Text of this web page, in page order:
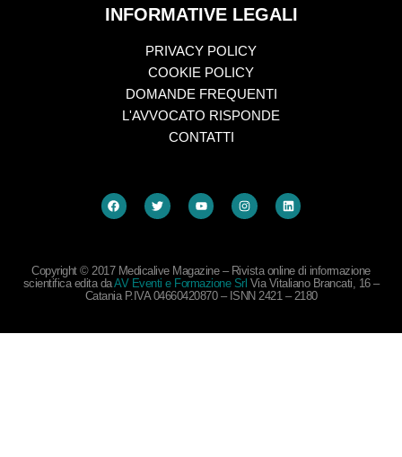
INFORMATIVE LEGALI
PRIVACY POLICY
COOKIE POLICY
DOMANDE FREQUENTI
L'AVVOCATO RISPONDE
CONTATTI
Copyright © 2017 Medicalive Magazine – Rivista online di informazione
scientifica edita daAV Eventi e Formazione Srl Via Vitaliano Brancati, 16 –
Catania P.IVA 04660420870 – ISNN 2421 – 2180